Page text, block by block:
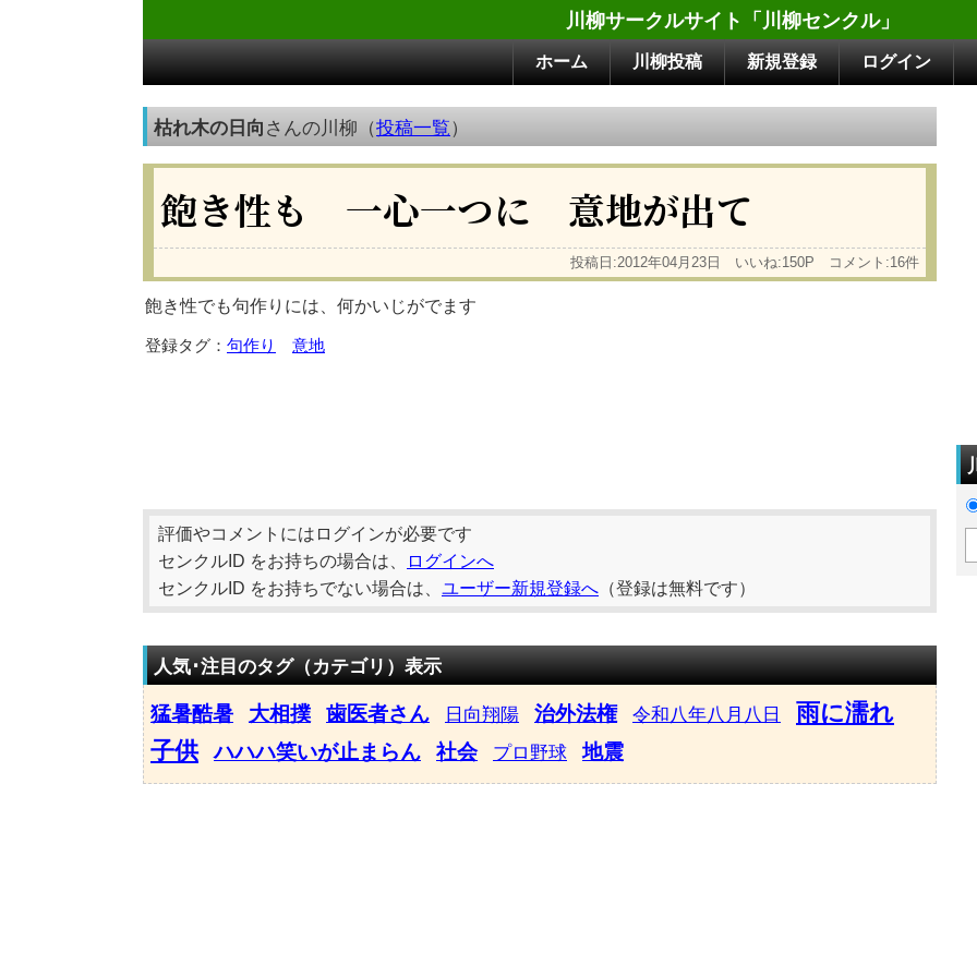
川柳サークルサイト「川柳センクル」
ホーム 川柳投稿 新規登録 ログイン
枯れ木の日向 さんの川柳（投稿一覧）
飽き性も 一心一つに 意地が出て
投稿日:2012年04月23日 いいね:150P コメント:16件
飽き性でも句作りには、何かいじがでます
登録タグ： 句作り 意地
評価やコメントにはログインが必要です
センクルID をお持ちの場合は、
ログインへ
センクルID をお持ちでない場合は、 ユーザー新規登録へ （登録は無料です）
人気･注目のタグ（カテゴリ）表示
猛暑酷暑 大相撲 歯医者さん 日向翔陽 治外法権 令和八年八月八日
雨に濡れ
子供
ハハハ笑いが止まらん 社会 プロ野球 地震